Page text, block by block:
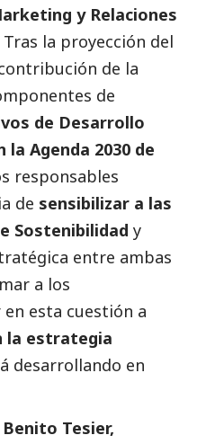
y Relaciones
Tras la proyección del
de la
de
de Desarrollo
Agenda 2030 de
responsables
de sensibilizar a las
Sostenibilidad y
entre ambas
a los
esta cuestión a
la estrategia
desarrollando en
Benito Tesier,